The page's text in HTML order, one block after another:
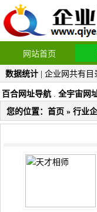
网站首页
数据统计 | 企业网共有目
百合网址导航 . 全宇宙网
您的位置： 首页 » 行业